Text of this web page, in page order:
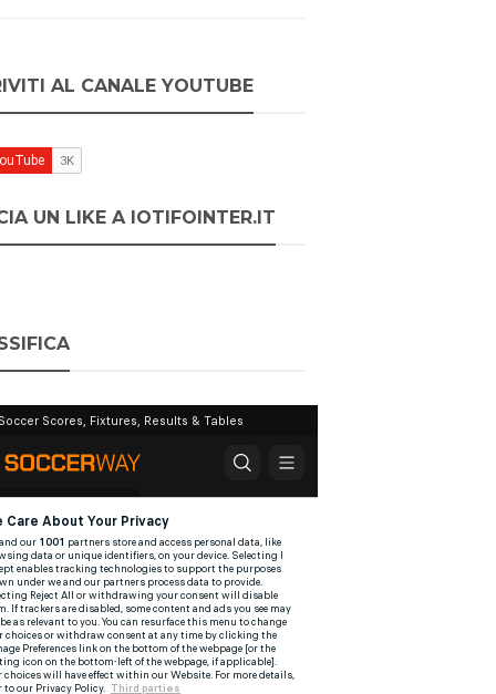
AL CANALE YOUTUBE
UN LIKE A IOTIFOINTER.IT